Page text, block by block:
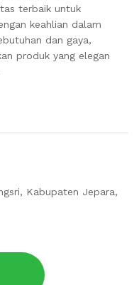
terbaik untuk
keahlian dalam
dan gaya,
produk yang elegan
Kabupaten Jepara,